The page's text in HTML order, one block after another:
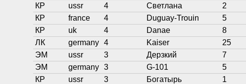
КР
ussr 4 Светлана 2
КР
france 4 Duguay-Trouin 5
КР
uk 4 Danae 8
ЛК
germany 4 Kaiser 25
ЭМ
ussr 3 Дерзкий 7
ЭМ
germany 3 G-101 5
КР
ussr 3 Богатырь 1